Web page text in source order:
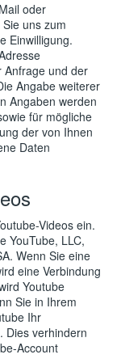
oder
uns zum
Einwilligung.
Anfrage und der
Angabe weiterer
Angaben werden
für mögliche
der von Ihnen
Daten
Videos ein.
YouTube, LLC,
Wenn Sie eine
eine Verbindung
Youtube
Sie in Ihrem
Ihr
Dies verhindern
Account